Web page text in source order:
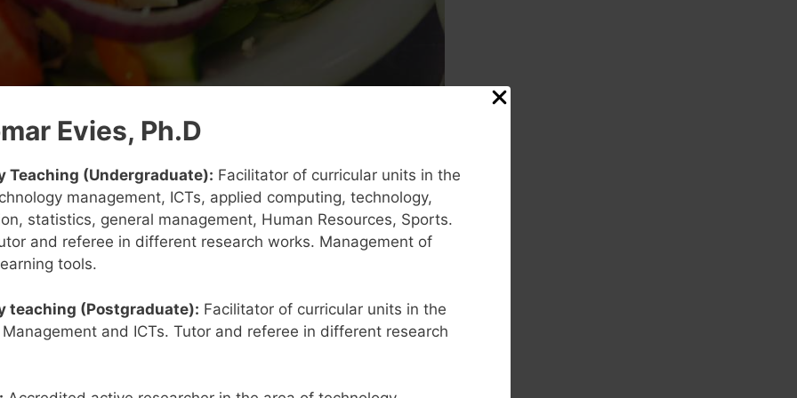
Evies, Ph.D
Teaching (Undergraduate): Facilitator of curricular units in the
management, ICTs, applied computing, technology,
statistics, general management, Human Resources, Sports.
and referee in different research works. Management of
tools.
teaching (Postgraduate): Facilitator of curricular units in the
and ICTs. Tutor and referee in different research
sin carne, pescado y aves. Sin embargo, los hábitos
Por un lado están los lacto-ovo vegetarianos que evitan la
Por otro lado hay veganos que evitan comer todos los